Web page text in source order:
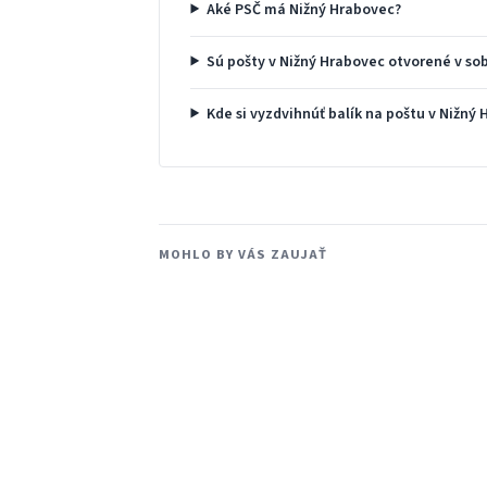
Aké PSČ má Nižný Hrabovec?
Sú pošty v Nižný Hrabovec otvorené v
Kde si vyzdvihnúť balík na poštu v Nižný
MOHLO BY VÁS ZAUJAŤ